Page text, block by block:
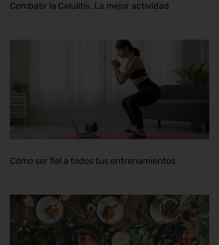
Combatir la Celulitis. La mejor actividad
Cómo ser fiel a todos tus entrenamientos